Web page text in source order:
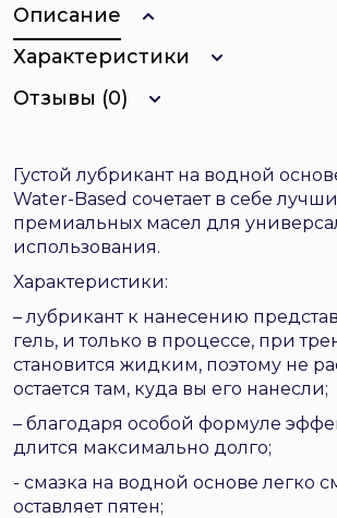
Описание
Характеристики
Отзывы (0)
Густой лубрикант на водной
Water-Based сочетает в себе
премиальных масел для
использования.
Характеристики:
– лубрикант к нанесению
гель, и только в процессе, при
становится жидким, поэтому не
остается там, куда вы его нанесли;
– благодаря особой формуле
длится максимально долго;
- смазка на водной основе легко
оставляет пятен;